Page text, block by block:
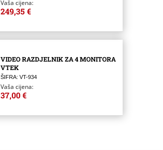
Vaša cijena:
249,35 €
VIDEO RAZDJELNIK ZA 4 MONITORA
VTEK
ŠIFRA: VT-934
Vaša cijena:
37,00 €